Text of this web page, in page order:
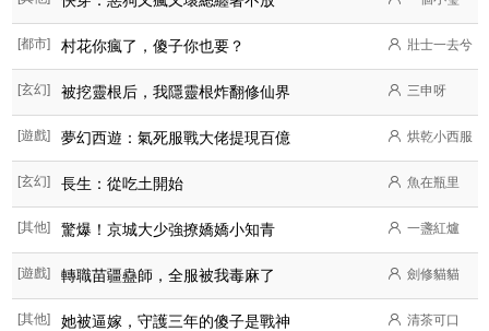
[都市] 村花你瘋了，傻子你也要？ 壯士一去兮
[玄幻] 被挖靈根后，我隱靈根炸翻修仙界 三申呀
[遊戲] 夢幻西遊：氣死服戰大佬提現百億 烘乾小西服
[玄幻] 長生：從吃土開始 魚在瓶里
[其他] 驚爆！京城大少強撩嬌嬌小知青 一盞紅爐
[遊戲] 轉職苗疆蠱師，全服被我毒麻了 劍修貓貓
[其他] 她被逼嫁，守護三年的傻子是戰神 清茶可口